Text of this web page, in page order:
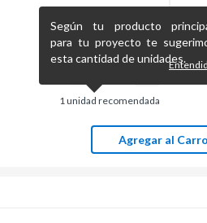
1unidad recomendada
Según tu producto
para tu proyecto te
esta cantidad de unidades.
Agregar al Carro